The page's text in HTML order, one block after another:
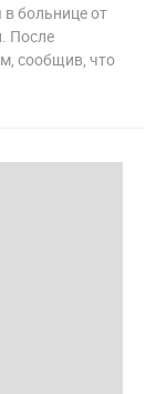
больнице от
После
сообщив, что